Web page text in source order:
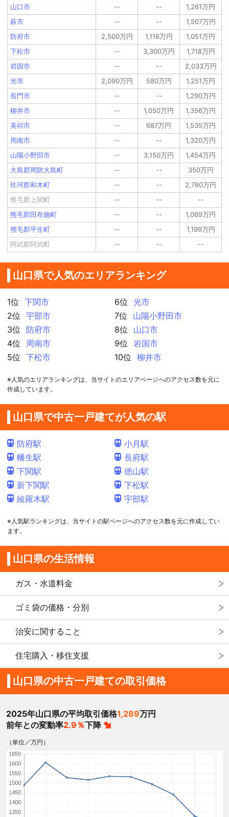
山口市
-- --
1,261万円
萩市
-- --
1,507万円
防府市
2,500万円 1,116万円
1,051万円
下松市
-- 3,300万円
1,718万円
岩国市
-- --
2,033万円
光市
2,090万円 580万円
1,251万円
長門市
-- --
1,290万円
柳井市
-- 1,050万円
1,356万円
美祢市
-- 687万円
1,535万円
周南市
-- --
1,320万円
山陽小野田市
-- 3,150万円
1,454万円
大島郡周防大島町
-- --
350万円
玖珂郡和木町
-- --
2,780万円
熊毛郡上関町
-- --
--
熊毛郡田布施町
-- --
1,069万円
熊毛郡平生町
-- --
1,199万円
阿武郡阿武町
-- -- --
山口県で人気のエリアランキング
1位
下関市
2位
宇部市
3位
防府市
4位
周南市
5位
下松市
6位
光市
7位
山陽小野田市
8位
山口市
9位
岩国市
10位
柳井市
※人気のエリアランキングは、当サイトのエリアページへのアクセス数を元に
作成しています。
山口県で中古一戸建てが人気の駅
防府駅
幡生駅
下関駅
新下関駅
綾羅木駅
小月駅
長府駅
徳山駅
下松駅
宇部駅
※人気駅ランキングは、当サイトの駅ページへのアクセス数を元に作成してい
ます。
山口県の生活情報
ガス・水道料金
ゴミ袋の価格・分別
治安に関すること
住宅購入・移住支援
山口県の中古一戸建ての取引価格
2025年山口県の平均取引価格1,289万円
前年との変動率2.9％下降
（単位／万円）